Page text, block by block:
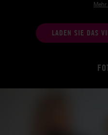
Mehr
LADEN SIE DAS